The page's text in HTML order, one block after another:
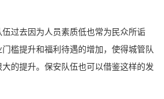
过去因为人员素质低也常为民众所诟
槛提升和福利待遇的增加，使得城管队
的提升。保安队伍也可以借鉴这样的发